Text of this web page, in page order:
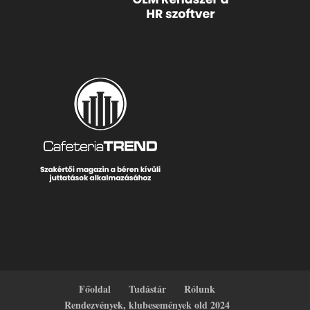
Főoldal Tudástár
Rólunk
Rendezvények, klubesemények old 2024